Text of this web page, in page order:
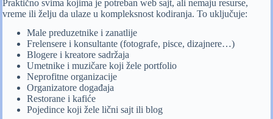
Praktično svima kojima je potreban web sajt, ali nemaju resurse,
vreme ili želju da ulaze u kompleksnost kodiranja. To uključuje:
Male preduzetnike i zanatlije
Frelensere i konsultante (fotografe, pisce, dizajnere…)
Blogere i kreatore sadržaja
Umetnike i muzičare koji žele portfolio
Neprofitne organizacije
Organizatore događaja
Restorane i kafiće
Pojedince koji žele lični sajt ili blog